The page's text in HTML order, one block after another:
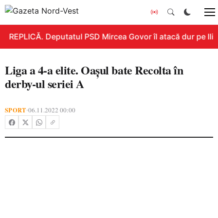
REPLICĂ. Deputatul PSD Mircea Govor îl atacă dur pe
Liga a 4-a elite. Oașul bate Recolta în
derby-ul seriei A
SPORT•06.11.2022 00:00